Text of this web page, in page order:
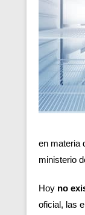
en materia
ministerio
Hoy no
oficial, las